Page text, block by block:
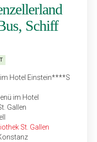
Schiff
Hotel Einstein****S
im Hotel
Gallen
St. Gallen